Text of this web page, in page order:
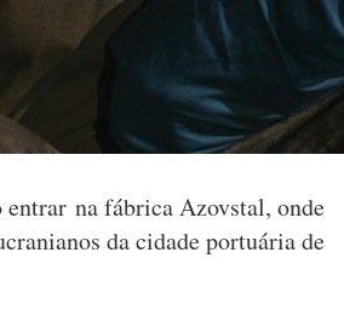
na fábrica Azovstal, onde
da cidade portuária de